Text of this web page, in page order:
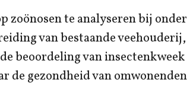
zoönosen te analyseren bij onder
van bestaande veehouderij,
beoordeling van insectenkweek
de gezondheid van omwonenden